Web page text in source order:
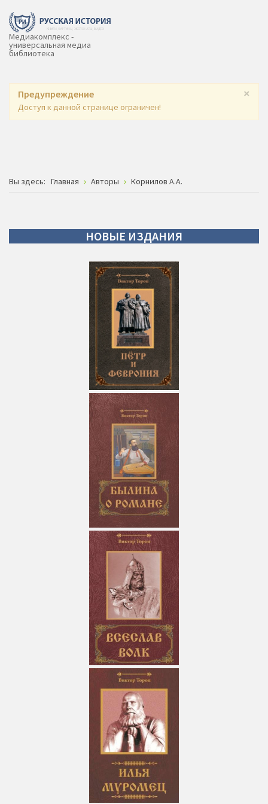
Медиакомплекс -
универсальная медиа
библиотека
×
Предупреждение
Доступ к данной странице ограничен!
Вы здесь: Главная Авторы Корнилов А.А.
НОВЫЕ ИЗДАНИЯ